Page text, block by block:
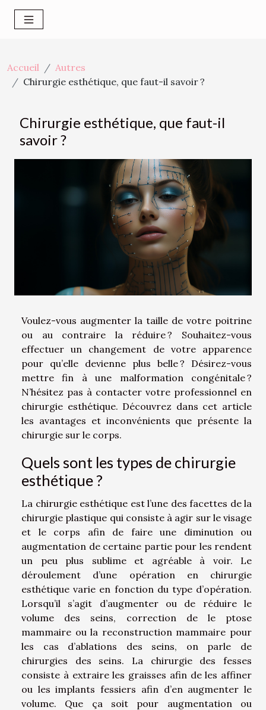
Accueil
Autres
Chirurgie esthétique, que faut-il savoir ?
Chirurgie esthétique, que faut-il
savoir ?
Voulez-vous augmenter la taille de votre poitrine
ou au contraire la réduire ? Souhaitez-vous
effectuer un changement de votre apparence
pour qu’elle devienne plus belle ? Désirez-vous
mettre fin à une malformation congénitale ?
N’hésitez pas à contacter votre professionnel en
chirurgie esthétique. Découvrez dans cet article
les avantages et inconvénients que présente la
chirurgie sur le corps.
Quels sont les types de chirurgie
esthétique ?
La chirurgie esthétique est l’une des facettes de la
chirurgie plastique qui consiste à agir sur le visage
et le corps afin de faire une diminution ou
augmentation de certaine partie pour les rendent
un peu plus sublime et agréable à voir. Le
déroulement d’une opération en chirurgie
esthétique varie en fonction du type d’opération.
Lorsqu’il s’agit d’augmenter ou de réduire le
volume des seins, correction de le ptose
mammaire ou la reconstruction mammaire pour
les cas d’ablations des seins, on parle de
chirurgies des seins. La chirurgie des fesses
consiste à extraire les graisses afin de les affiner
ou les implants fessiers afin d’en augmenter le
volume. Que ça soit pour augmentation ou